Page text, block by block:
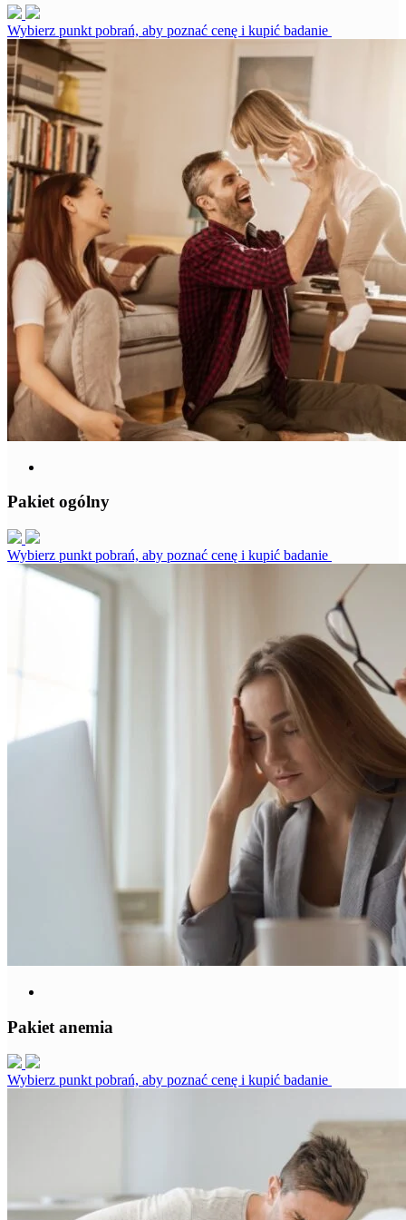
Wybierz punkt pobrań, aby poznać cenę i kupić badanie
Pakiet ogólny
Wybierz punkt pobrań, aby poznać cenę i kupić badanie
Pakiet anemia
Wybierz punkt pobrań, aby poznać cenę i kupić badanie